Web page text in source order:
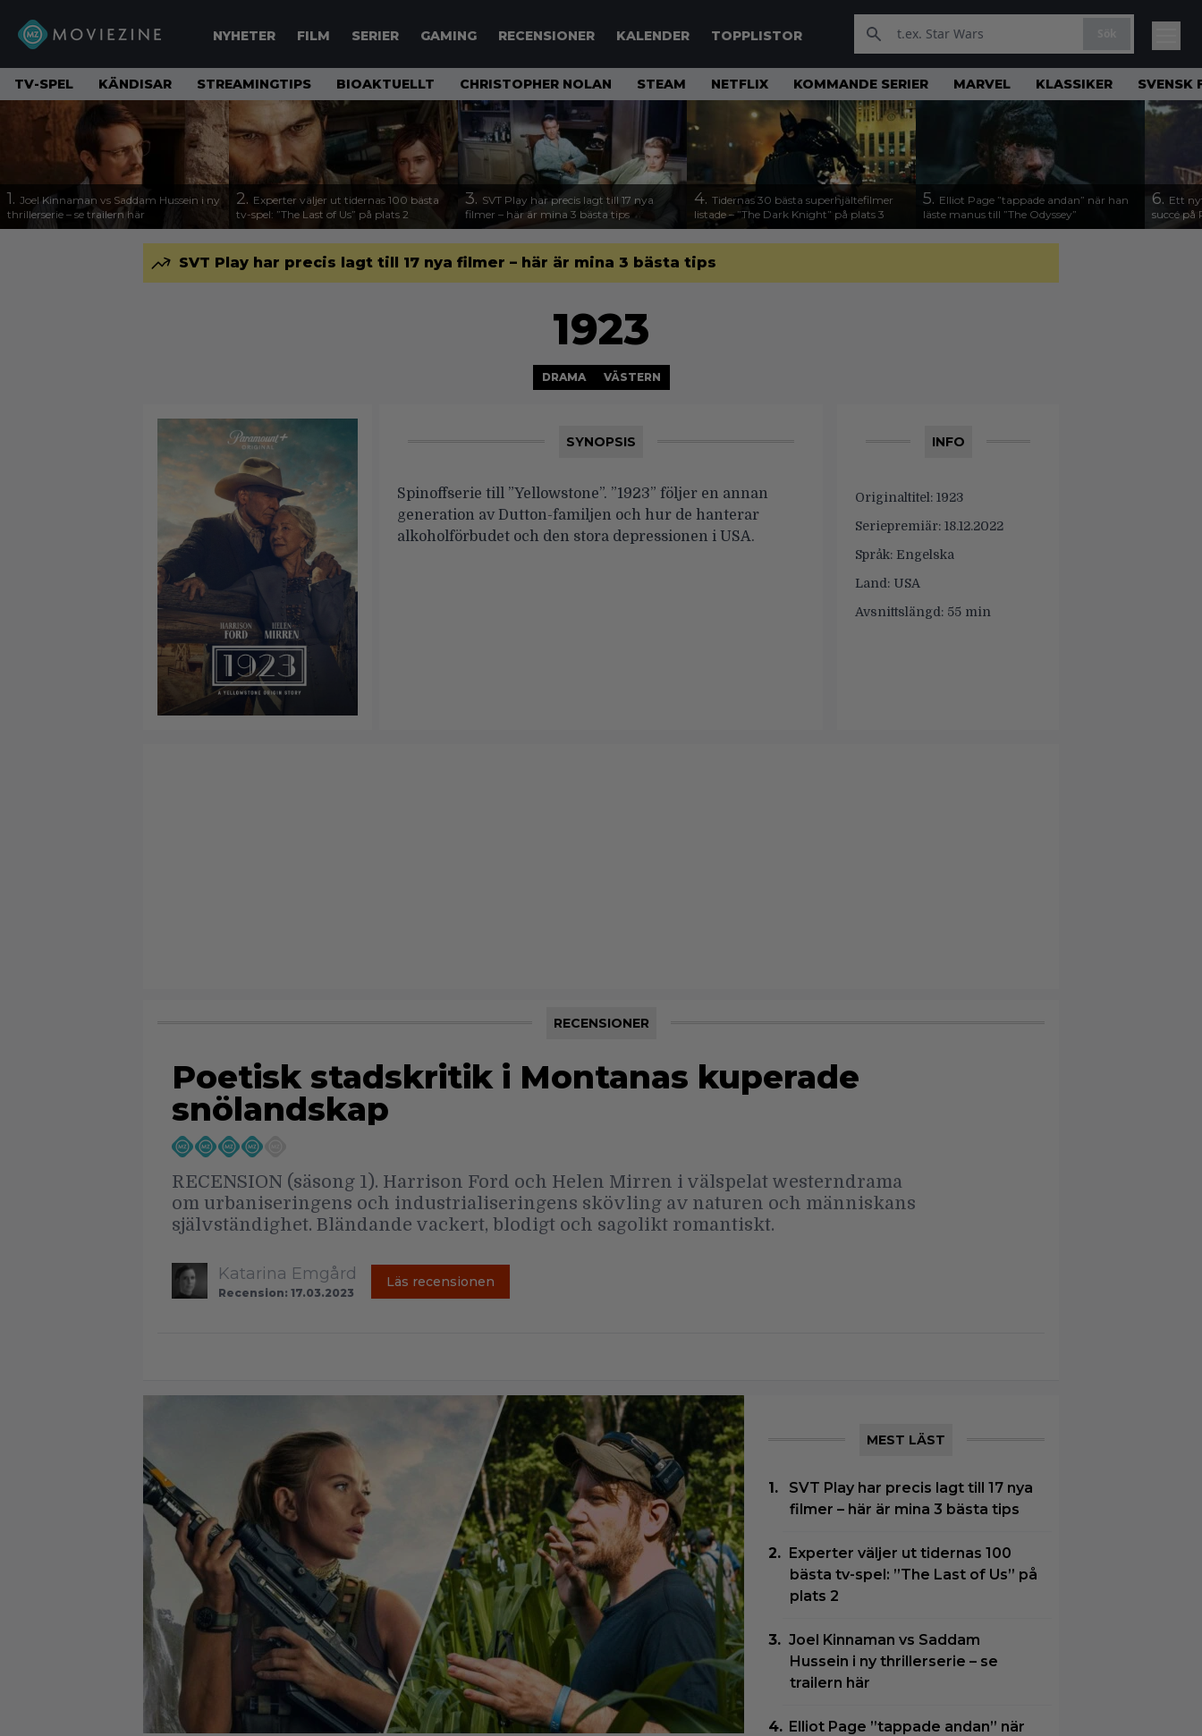
NYHETER FILM SERIER GAMING RECENSIONER KALENDER TOPPLISTOR
TV-SPEL KÄNDISAR STREAMINGTIPS BIOAKTUELLT CHRISTOPHER NOLAN STEAM NETFLIX KOMMANDE SERIER MARVEL KLASSIKER SVENSK
1. Joel Kinnaman vs Saddam Hussein i ny
thrillerserie – se trailern här
2. Experter väljer ut tidernas 100 bästa
tv-spel: ”The Last of Us” på plats 2
3. SVT Play har precis lagt till 17 nya
filmer – här är mina 3 bästa tips
4. Tidernas 30 bästa superhjältefilmer
listade – ”The Dark Knight” på plats 3
5. Elliot Page ”tappade andan” när han
läste manus till ”The Odyssey”
6. Ett
succé på
SVT Play har precis lagt till 17 nya filmer – här är mina 3 bästa tips
1923
DRAMA VÄSTERN
SYNOPSIS
Spinoffserie till ”Yellowstone”. ”1923” följer en annan
generation av Dutton-familjen och hur de hanterar
alkoholförbudet och den stora depressionen i USA.
INFO
Originaltitel: 1923
Seriepremiär: 18.12.2022
Språk: Engelska
Land: USA
Avsnittslängd: 55 min
RECENSIONER
Poetisk stadskritik i Montanas kuperade
snölandskap
RECENSION (säsong 1). Harrison Ford och Helen Mirren i välspelat westerndrama
om urbaniseringens och industrialiseringens skövling av naturen och människans
självständighet. Bländande vackert, blodigt och sagolikt romantiskt.
Katarina Emgård
Recension: 17.03.2023
Läs recensionen
MEST LÄST
SVT Play har precis lagt till 17 nya
filmer – här är mina 3 bästa tips
Experter väljer ut tidernas 100
bästa tv-spel: ”The Last of Us” på
plats 2
Joel Kinnaman vs Saddam
Hussein i ny thrillerserie – se
trailern här
Elliot Page ”tappade andan” när